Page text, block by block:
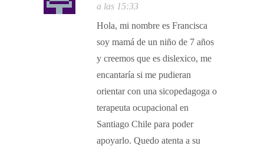
a las 15:33
Hola, mi nombre es Francisca
soy mamá de un niño de 7 años
y creemos que es dislexico, me
encantaría si me pudieran
orientar con una sicopedagoga o
terapeuta ocupacional en
Santiago Chile para poder
apoyarlo. Quedo atenta a su